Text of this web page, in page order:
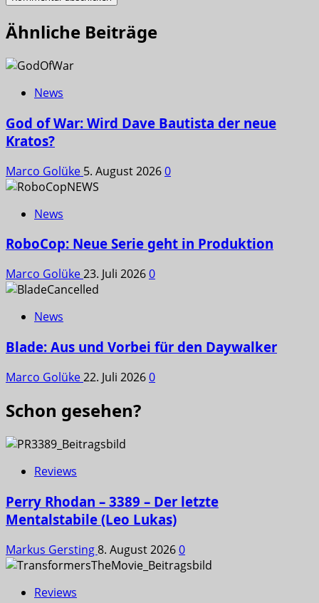
Ähnliche Beiträge
News
God of War: Wird Dave Bautista der neue
Kratos?
Marco Golüke 5. August 20260
News
RoboCop: Neue Serie geht in Produktion
Marco Golüke23. Juli 20260
News
Blade: Aus und Vorbei für den Daywalker
Marco Golüke22. Juli 20260
Schon gesehen?
Reviews
Perry Rhodan – 3389 – Der letzte
Mentalstabile (Leo Lukas)
Markus Gersting8. August 20260
Reviews